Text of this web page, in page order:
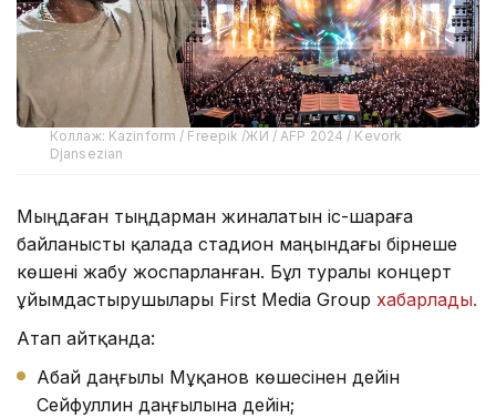
Коллаж: Kazinform / Freepik /ЖИ / AFP 2024 / Kevork
Djansezian
Мыңдаған тыңдарман жиналатын іс-шараға
байланысты қалада стадион маңындағы бірнеше
көшені жабу жоспарланған. Бұл туралы концерт
ұйымдастырушылары First Media Group хабарлады.
Атап айтқанда:
Абай даңғылы Мұқанов көшесінен дейін
Сейфуллин даңғылына дейін;